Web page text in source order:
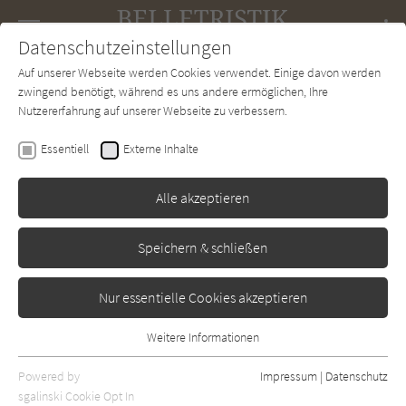
SUCHE Forum Charts Newsletter
Andreas Schäfer
Wir vier
Erschienen: Januar 2010 Bibliogr. Angaben
Datenschutzeinstellungen
Auf unserer Webseite werden Cookies verwendet. Einige davon werden
zwingend benötigt, während es uns andere ermöglichen, Ihre
Nutzererfahrung auf unserer Webseite zu verbessern.
Essentiell Externe Inhalte
Alle akzeptieren
Speichern & schließen
Nur essentielle Cookies akzeptieren
Essentielle Cookies werden für grundlegende Funktionen der
Webseite benötigt. Dadurch ist gewährleistet, dass die Webseite
Weitere Informationen
Powered by
sgalinski Cookie Opt In
Impressum | Datenschutz